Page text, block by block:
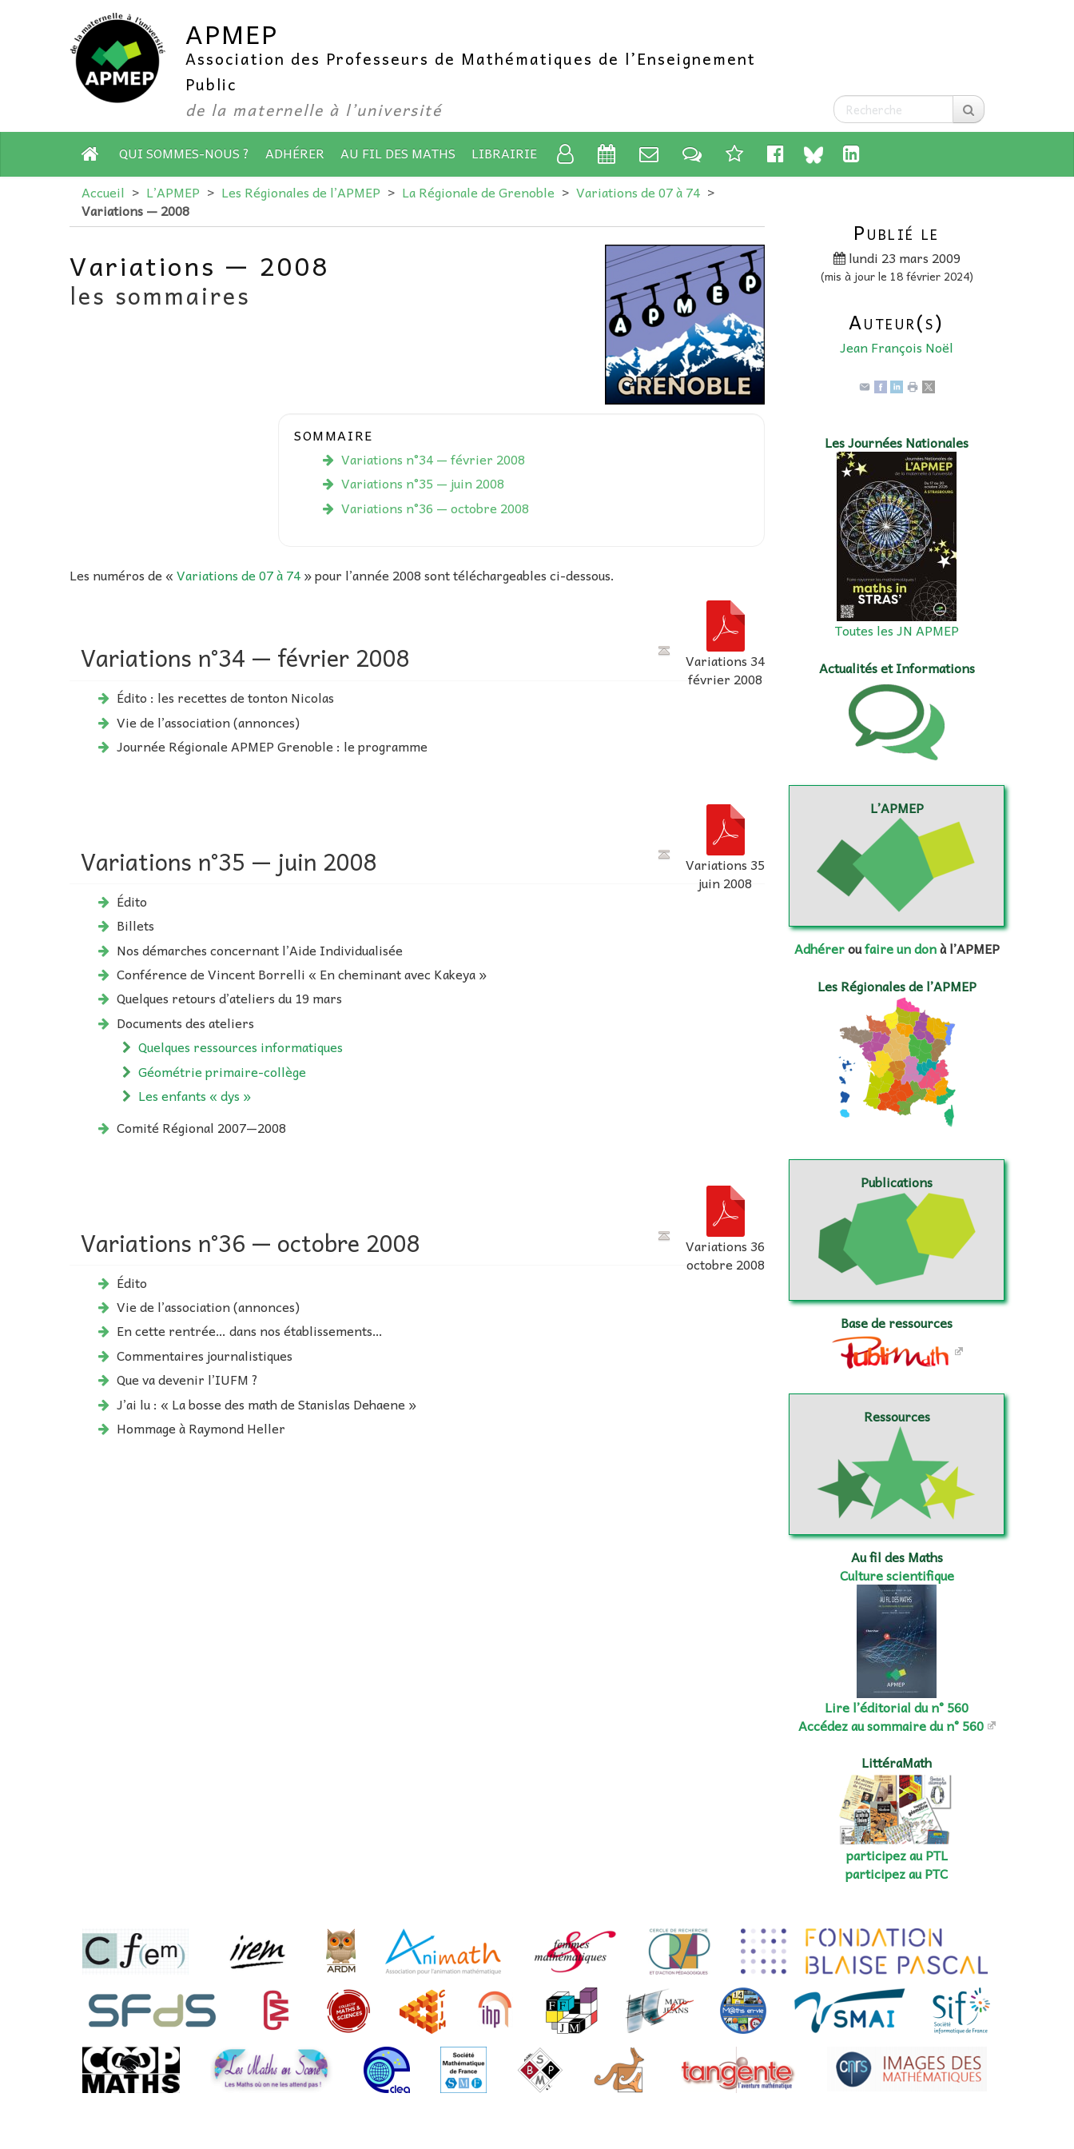
APMEP
Association des Professeurs de Mathématiques de l’Enseignement
Public
de la maternelle à l’université
QUI SOMMES-NOUS ? ADHÉRER AU FIL DES MATHS
LIBRAIRIE
Accueil > L’APMEP > Les Régionales de l’APMEP > La Régionale de Grenoble > Variations de 07 à 74 >
Variations — 2008
Variations — 2008
les sommaires
SOMMAIRE
Variations n°34 — février 2008
Variations n°35 — juin 2008
Variations n°36 — octobre 2008
Les numéros de «Variations de 07 à 74» pour l’année 2008 sont téléchargeables ci-dessous.
Variations 34
février 2008
Variations n°34 — février 2008
Édito : les recettes de tonton Nicolas
Vie de l’association (annonces)
Journée Régionale APMEP Grenoble : le programme
Variations 35
juin 2008
Variations n°35 — juin 2008
Édito
Billets
Nos démarches concernant l’Aide Individualisée
Conférence de Vincent Borrelli « En cheminant avec Kakeya »
Quelques retours d’ateliers du 19 mars
Documents des ateliers
Quelques ressources informatiques
Géométrie primaire-collège
Les enfants « dys »
Comité Régional 2007—2008
Variations 36
octobre 2008
Variations n°36 — octobre 2008
Édito
Vie de l’association (annonces)
En cette rentrée… dans nos établissements…
Commentaires journalistiques
Que va devenir l’IUFM ?
J’ai lu : « La bosse des math de Stanislas Dehaene »
Hommage à Raymond Heller
Publié le
lundi 23 mars 2009
(mis à jour le 18 février 2024)
Auteur(s)
Jean François Noël
Les Journées Nationales
Toutes les JN APMEP
Actualités et Informations
L’APMEP
Adhéreroufaire un donà l’APMEP
Les Régionales de l’APMEP
Publications
Base de ressources
Ressources
Au fil des Maths
Culture scientifique
Lire l’éditorial du n° 560
Accédez au sommaire du n° 560
LittéraMath
participez au PTL
participez au PTC